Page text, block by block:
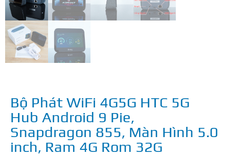
Bộ Phát WiFi 4G5G HTC 5G
Hub Android 9 Pie,
Snapdragon 855, Màn Hình 5.0
inch, Ram 4G Rom 32G